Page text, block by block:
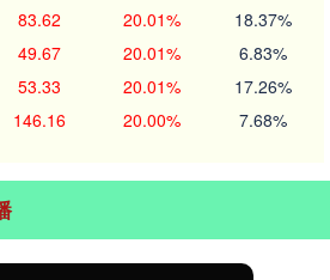
83.62 20.01% 18.37%
49.67 20.01% 6.83%
53.33 20.01% 17.26%
146.16 20.00% 7.68%